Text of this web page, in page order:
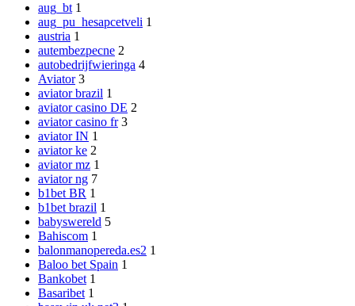
aug_bt 1
aug_pu_hesapcetveli 1
austria 1
autembezpecne 2
autobedrijfwieringa 4
Aviator 3
aviator brazil 1
aviator casino DE 2
aviator casino fr 3
aviator IN 1
aviator ke 2
aviator mz 1
aviator ng 7
b1bet BR 1
b1bet brazil 1
babyswereld 5
Bahiscom 1
balonmanopereda.es2 1
Baloo bet Spain 1
Bankobet 1
Basaribet 1